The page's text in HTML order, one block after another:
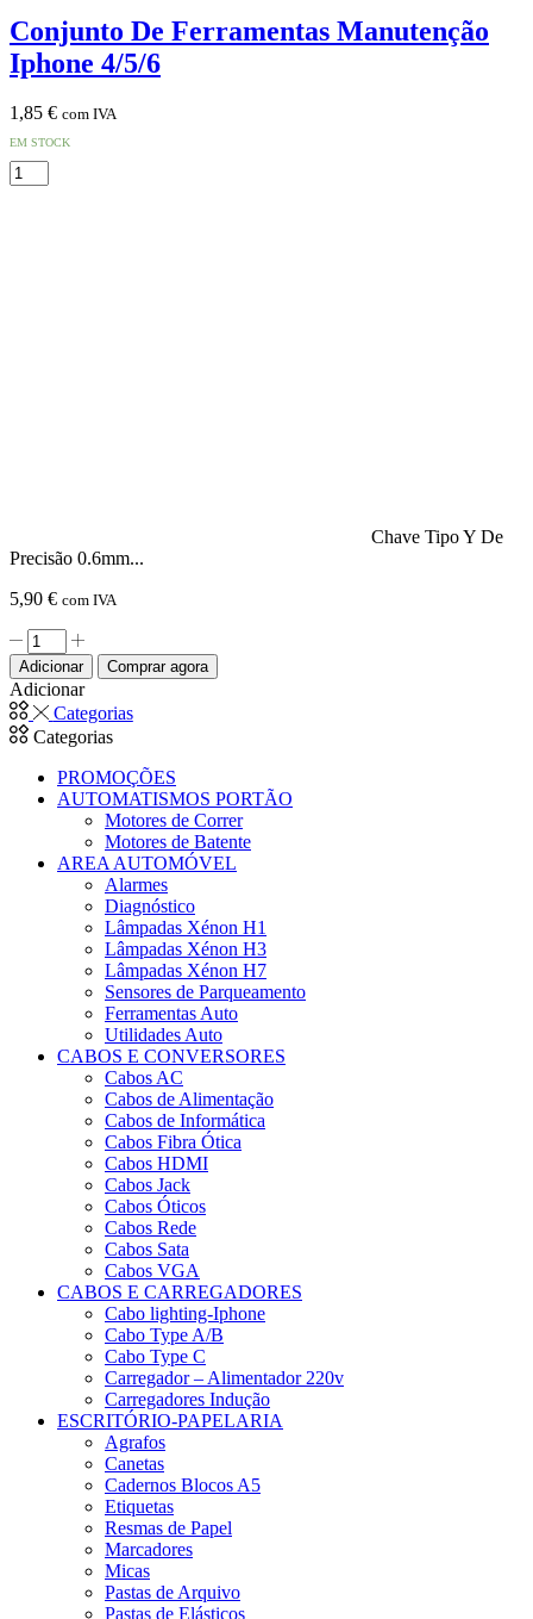
Conjunto De Ferramentas Manutenção
Iphone 4/5/6
1,85 € com IVA
EM STOCK
Quantidade
de
Chave Tipo Y De
Precisão 0.6mm...
5,90 € com IVA
Quantidade
de
Chave
Tipo
Y
De
Precisão
0.6mm
P/
PROSKIT
Adicionar Comprar agora
Adicionar
Categorias
Categorias
PROMOÇÕES
AUTOMATISMOS PORTÃO
Motores de Correr
Motores de Batente
AREA AUTOMÓVEL
Alarmes
Diagnóstico
Lâmpadas Xénon H1
Lâmpadas Xénon H3
Lâmpadas Xénon H7
Sensores de Parqueamento
Ferramentas Auto
Utilidades Auto
CABOS E CONVERSORES
Cabos AC
Cabos de Alimentação
Cabos de Informática
Cabos Fibra Ótica
Cabos HDMI
Cabos Jack
Cabos Óticos
Cabos Rede
Cabos Sata
Cabos VGA
CABOS E CARREGADORES
Cabo lighting-Iphone
Cabo Type A/B
Cabo Type C
Carregador – Alimentador 220v
Carregadores Indução
ESCRITÓRIO-PAPELARIA
Agrafos
Canetas
Cadernos Blocos A5
Etiquetas
Resmas de Papel
Marcadores
Micas
Pastas de Arquivo
Pastas de Elásticos